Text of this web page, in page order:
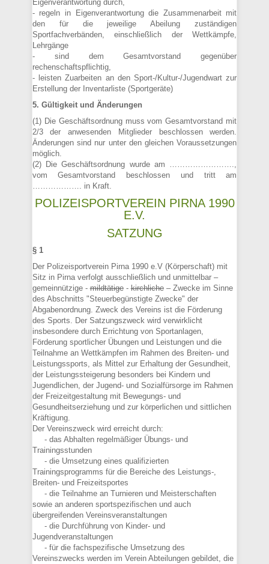
Eigenverantwortung durch,
- regeln in Eigenverantwortung die Zusammenarbeit mit
den für die jeweilige Abeilung zuständigen
Sportfachverbänden, einschließlich der Wettkämpfe,
Lehrgänge
- sind dem Gesamtvorstand gegenüber
rechenschaftspflichtig,
- leisten Zuarbeiten an den Sport-/Kultur-/Jugendwart zur
Erstellung der Inventarliste (Sportgeräte)
5. Gültigkeit und Änderungen
(1) Die Geschäftsordnung muss vom Gesamtvorstand mit
2/3 der anwesenden Mitglieder beschlossen werden.
Änderungen sind nur unter den gleichen Voraussetzungen
möglich.
(2) Die Geschäftsordnung wurde am …………………….,
vom Gesamtvorstand beschlossen und tritt am
………………. in Kraft.
POLIZEISPORTVEREIN PIRNA 1990
E.V.
SATZUNG
§ 1
Der Polizeisportverein Pirna 1990 e.V (Körperschaft) mit
Sitz in Pirna verfolgt ausschließlich und unmittelbar –
gemeinnützige -mildtätige-kirchliche– Zwecke im Sinne
des Abschnitts "Steuerbegünstigte Zwecke" der
Abgabenordnung. Zweck des Vereins ist die Förderung
des Sports. Der Satzungszweck wird verwirklicht
insbesondere durch Errichtung von Sportanlagen,
Förderung sportlicher Übungen und Leistungen und die
Teilnahme an Wettkämpfen im Rahmen des Breiten- und
Leistungssports, als Mittel zur Erhaltung der Gesundheit,
der Leistungssteigerung besonders bei Kindern und
Jugendlichen, der Jugend- und Sozialfürsorge im Rahmen
der Freizeitgestaltung mit Bewegungs- und
Gesundheitserziehung und zur körperlichen und sittlichen
Kräftigung.
Der Vereinszweck wird erreicht durch:
- das Abhalten regelmäßiger Übungs- und
Trainingsstunden
- die Umsetzung eines qualifizierten
Trainingsprogramms für die Bereiche des Leistungs-,
Breiten- und Freizeitsportes
- die Teilnahme an Turnieren und Meisterschaften
sowie an anderen sportspezifischen und auch
übergreifenden Vereinsveranstaltungen
- die Durchführung von Kinder- und
Jugendveranstaltungen
- für die fachspezifische Umsetzung des
Vereinszwecks werden im Verein Abteilungen gebildet, die